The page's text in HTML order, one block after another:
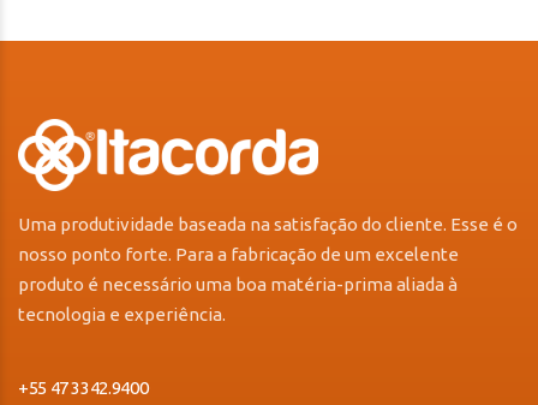
Uma produtividade baseada na satisfação do cliente. Esse é o
nosso ponto forte. Para a fabricação de um excelente
produto é necessário uma boa matéria-prima aliada à
tecnologia e experiência.
+55 47 3342.9400